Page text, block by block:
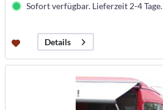
Sofort verfügbar. Lieferzeit 2-4 Tage.
Details